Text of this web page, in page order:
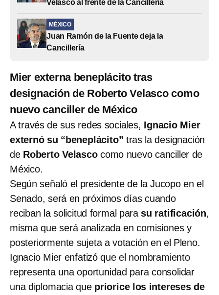
Velasco al frente de la Cancillería
MÉXICO
Juan Ramón de la Fuente deja la
Cancillería
Mier externa beneplácito tras
designación de Roberto Velasco como
nuevo canciller de México
A través de sus redes sociales, Ignacio Mier
externó su “beneplácito” tras la designación
de Roberto Velascocomo nuevo canciller de
México.
Según señaló el presidente de la Jucopo en el
Senado, será en próximos días cuando
reciban la solicitud formal para su ratificación,
misma que será analizada en comisiones y
posteriormente sujeta a votación en el Pleno.
Ignacio Mier enfatizó que el nombramiento
representa una oportunidad para consolidar
una diplomacia que priorice los intereses de